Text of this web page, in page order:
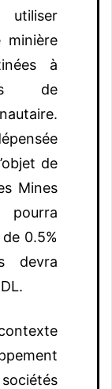
minière
à
de
de
Mines
0.5%
devra